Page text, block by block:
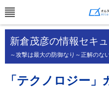
新倉茂彦の情報セキ
～攻撃は最大の防御なり～正解のな
「テクノロジー